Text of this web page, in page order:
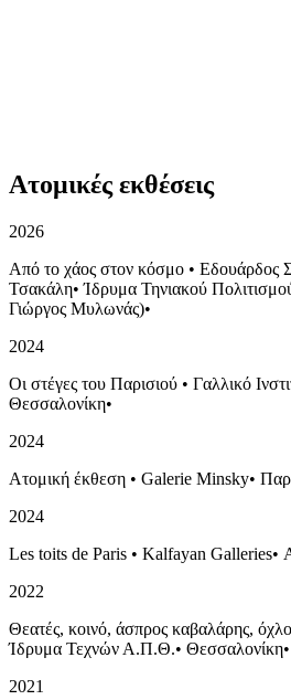
Ατομικές εκθέσεις
2026
Από το χάος στον κόσμο • Εδουάρδος
Τσακάλη• Ίδρυμα Τηνιακού
Γιώργος Μυλωνάς)•
2024
Οι στέγες του Παρισιού • Γαλλικό
Θεσσαλονίκη•
2024
Ατομική έκθεση • Galerie Minsky•
2024
Les toits de Paris • Kalfayan Galleries•
2022
Θεατές, κοινό, άσπρος καβαλάρης,
Ίδρυμα Τεχνών Α.Π.Θ.• Θεσσαλονίκη•
2021